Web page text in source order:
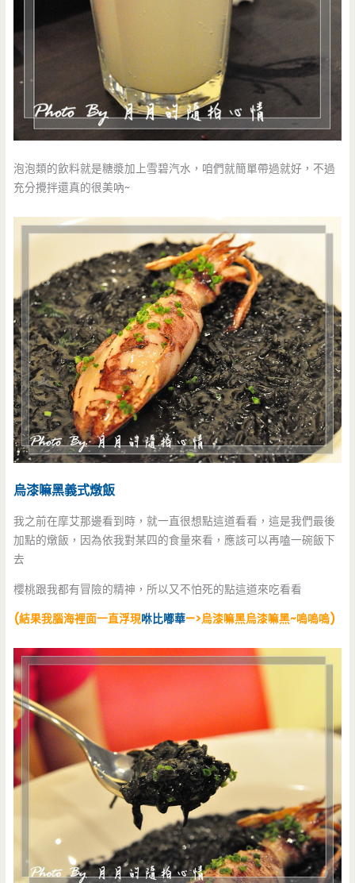
泡泡類的飲料就是糖漿加上雪碧汽水，咱們就簡單帶過就好，不過
充分攪拌還真的很美吶~
烏漆嘛黑義式燉飯
我之前在摩艾那邊看到時，就一直很想點這道看看，這是我們最後
加點的燉飯，因為依我對某四的食量來看，應該可以再嗑一碗飯下
去
櫻桃跟我都有冒險的精神，所以又不怕死的點這道來吃看看
(結果我腦海裡面一直浮現咻比嘟華—>烏漆嘛黑烏漆嘛黑~嗚嗚嗚)